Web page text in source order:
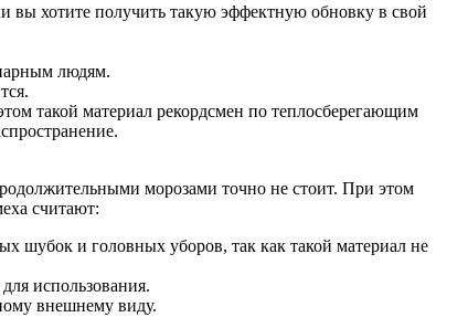
вы хотите получить такую эффектную обновку в свой
людям.
такой материал рекордсмен по теплосберегающим
морозами точно не стоит. При этом
считают:
шубок и головных уборов, так как такой материал не
использования.
внешнему виду.